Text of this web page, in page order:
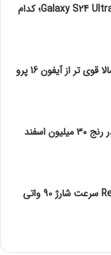
بررسی رنگ بندی گوشی Galaxy S24 Ultra؛ کدام
گلکسی اس 25 اولترا احتمالا قوی تر از آیفون 16 پرو
معرفی بهترین گوشی ها در رنج ۳۰ میلیون اسفند
گوشی Redmi Note 14 Pro سرعت شارژ 90 واتی